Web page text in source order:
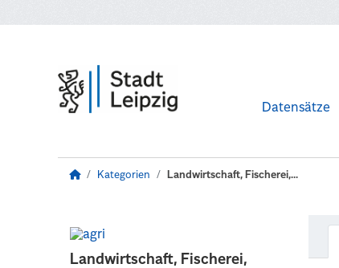
Datensätze
Kategorien Landwirtschaft, Fischerei,...
Landwirtschaft, Fischerei,